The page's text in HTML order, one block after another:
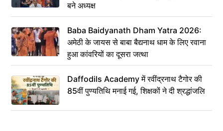
बने अध्यक्ष
Baba Baidyanath Dham Yatra 2026:
अमेठी के जायस से बाबा बैद्यनाथ धाम के लिए रवाना
हुआ कांवरियों का दूसरा जत्था
Daffodils Academy में रवींद्रनाथ टैगोर की
85वीं पुण्यतिथि मनाई गई, शिक्षकों ने दी श्रद्धांजलि